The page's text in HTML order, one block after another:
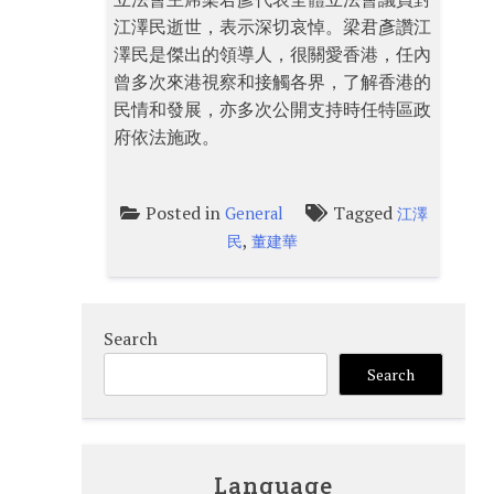
江澤民逝世，表示深切哀悼。梁君彥讚江
澤民是傑出的領導人，很關愛香港，任內
曾多次來港視察和接觸各界，了解香港的
民情和發展，亦多次公開支持時任特區政
府依法施政。
Posted in General Tagged 江澤
民,董建華
Search
Search
Language